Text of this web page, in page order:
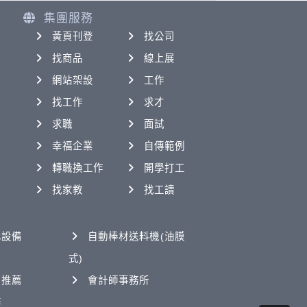
集團服務
黃頁刊登
找公司
找商品
線上展
網站架設
工作
找工作
求才
求職
面試
幸福企業
自傳範例
轉職換工作
開學打工
找家教
找工讀
備
自動棒材送料機(油膜
式)
薦
會計師事務所